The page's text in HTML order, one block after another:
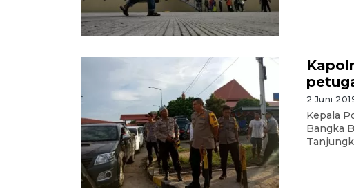
2 Juni
Kepala
Bangka